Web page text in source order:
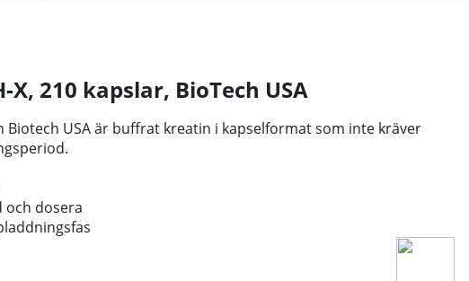
X, 210 kapslar, BioTech USA
Biotech USA är buffrat kreatin i kapselformat som inte kräver
och dosera